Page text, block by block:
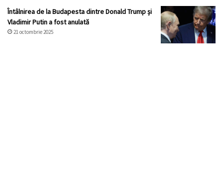
Întâlnirea de la Budapesta dintre Donald Trump și
Vladimir Putin a fost anulată
21 octombrie 2025